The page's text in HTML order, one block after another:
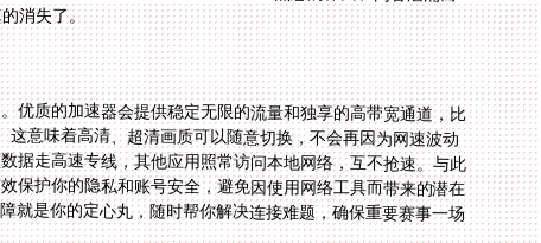
消失了。
优质的加速器会提供稳定无限的流量和独享的高带宽通道，比
意味着高清、超清画质可以随意切换，不会再因为网速波动
据走高速专线，其他应用照常访问本地网络，互不抢速。与此
保护你的隐私和账号安全，避免因使用网络工具而带来的潜在
就是你的定心丸，随时帮你解决连接难题，确保重要赛事一场